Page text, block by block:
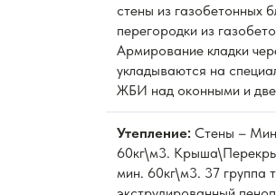
стены из газобетонных
перегородки из
Армирование кладки
укладываются на
ЖБИ над оконными и
Утепление: Стены –
60кг\м3.
мин. 60кг\м3. 37 группа